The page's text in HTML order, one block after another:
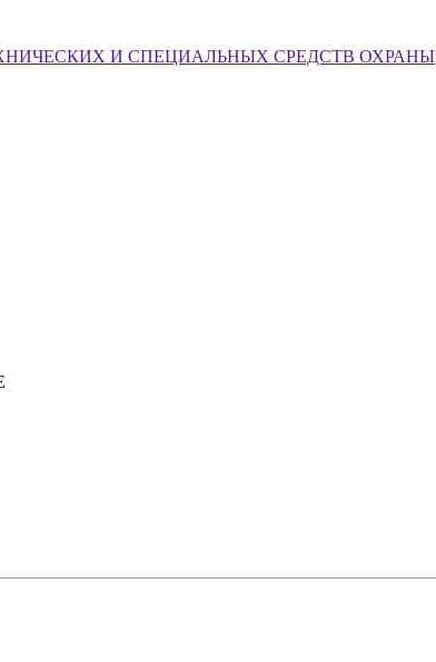
И СПЕЦИАЛЬНЫХ СРЕДСТВ ОХРАНЫ